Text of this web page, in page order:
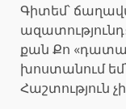
Գիտեմ՝
քան Քո
խոստանում եմ՝
Հաշտություն